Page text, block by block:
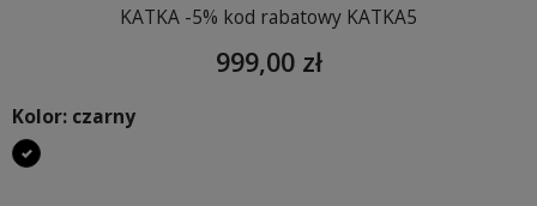
KATKA -5% kod rabatowy KATKA5
999,00 zł
Kolor: czarny
czarny